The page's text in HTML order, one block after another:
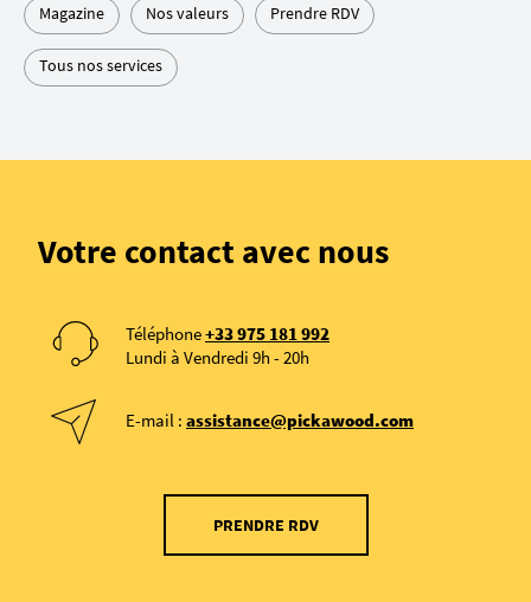
Magazine Nos valeurs Prendre RDV
Tous nos services
Votre contact avec nous
Téléphone+33 975 181 992
Lundi à Vendredi 9h - 20h
E-mail : assistance@pickawood.com
PRENDRE RDV